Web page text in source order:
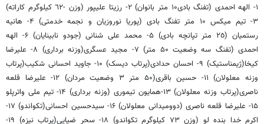
۱- الهه احمدی (تفنگ بادی۱۰ متر بانوان) ۲- رزیتا علیپور (وزن -٦٢ کیلوگرم کاراته)
۳- تیم میکس ۱۰ متر تفنگ بادی (پوریا نوروزیان و نجمه خدمتی) ۴- هانیه
رستمیان (٢٥ متر تپانچه بادی) ۵- محمد علی شنانی (جودو نابینایان) ۶- الهه
احمدی (تفنگ سه وضعیت ۵۰ متر) ۷- مجید عسگری(وزنه برداری) ۸- علیرضا
کیخا(ژیمناستیک) ۹- احسان حدادی(پرتاب دیسک) ۱۰- جاوید احسانی شکیب(پرتاب
وزنه معلولان) ۱۱- حسین باقری(۵۰ متر ۳ وضعیت مردان) ۱۲- علیرضا قلعه
ناصری(پرتاب وزنه معلولان) ۱۳-همایون تیموری (وزنه برداری) ۱۴- تیم ملی واترپلو
۱۵- علیرضا قلعه ناصری (دوومیدانی معلولان) ۱۶- سیدحسین احسانی(تکواندو) ۱۷-
اکرم خدا بنده لو (وزن ٧٣ کیلوگرم تکواندو) ۱۸- سحر ضیایی(پرتاب نیزه) ۱۹-